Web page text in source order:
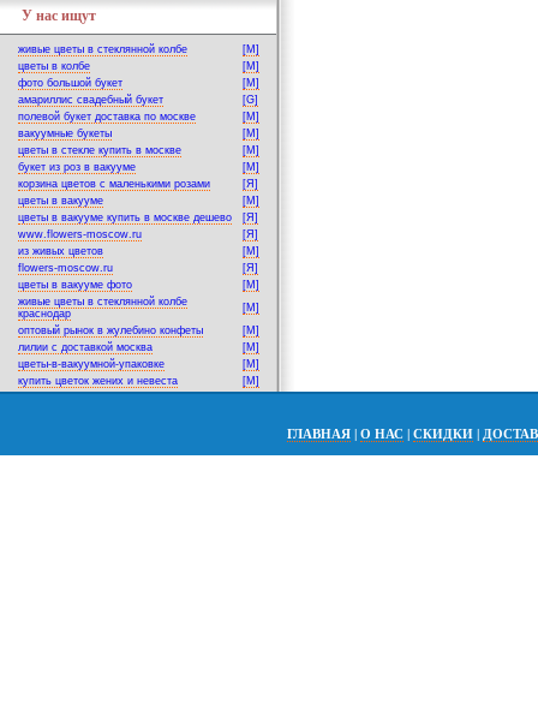
У нас ищут
живые цветы в стеклянной колбе
[M]
цветы в колбе
[M]
фото большой букет
[M]
амариллис свадебный букет
[G]
полевой букет доставка по москве
[M]
вакуумные букеты
[M]
цветы в стекле купить в москве
[M]
букет из роз в вакууме
[M]
корзина цветов с маленькими розами
[Я]
цветы в вакууме
[M]
цветы в вакууме купить в москве дешево
[Я]
www.flowers-moscow.ru
[Я]
из живых цветов
[M]
flowers-moscow.ru
[Я]
цветы в вакууме фото
[M]
живые цветы в стеклянной колбе
краснодар
[M]
оптовый рынок в жулебино конфеты
[M]
лилии с доставкой москва
[M]
цветы-в-вакуумной-упаковке
[M]
купить цветок жених и невеста
[M]
ГЛАВНАЯ | О НАС | СКИДКИ |